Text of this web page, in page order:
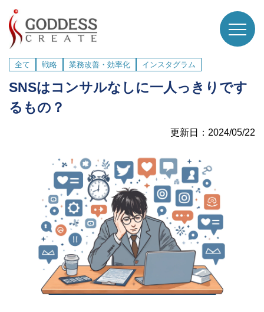
全て 戦略 業務改善・効率化 インスタグラム
SNSはコンサルなしに一人っきりです
るもの？
更新日：2024/05/22